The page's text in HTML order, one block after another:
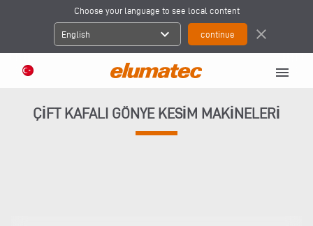
Choose your language to see local content
English expand_more close
menu
ÇIFT KAFALI GÖNYE KESIM MAKINELERI